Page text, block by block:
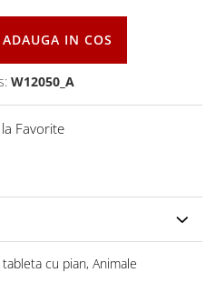
ADAUGA IN COS
W12050_A
Favorite
cu pian, Animale